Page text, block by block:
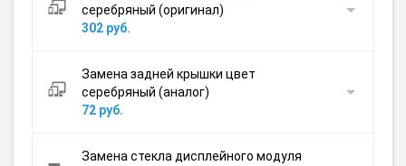
серебряный (оригинал)
302 руб.
Замена задней крышки цвет
серебряный (аналог)
72 руб.
Замена стекла дисплейного модуля